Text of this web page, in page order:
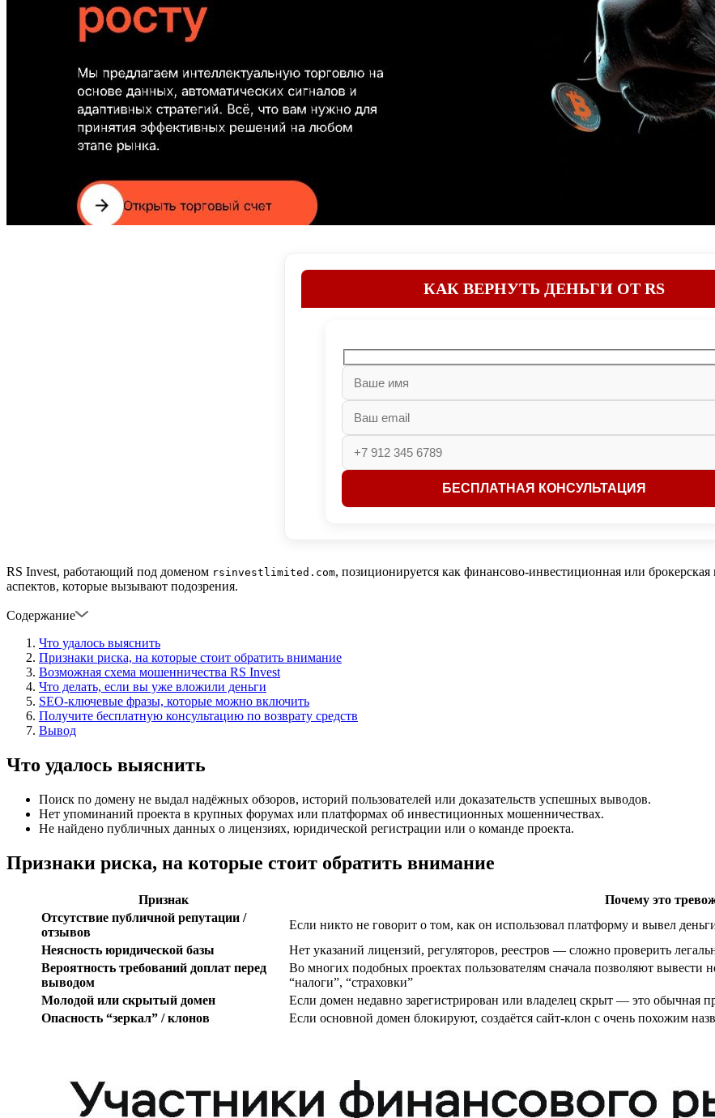
КАК ВЕРНУТЬ ДЕНЬГИ ОТ RS
RS Invest, работающий под доменом rsinvestlimited.com, позиционируется как финансово-инвестиционная или
аспектов, которые вызывают подозрения.
Содержание
Что удалось выяснить
Признаки риска, на которые стоит обратить внимание
Возможная схема мошенничества RS Invest
Что делать, если вы уже вложили деньги
SEO-ключевые фразы, которые можно включить
Получите бесплатную консультацию по возврату средств
Вывод
Что удалось выяснить
Поиск по домену не выдал надёжных обзоров, историй пользователей или доказательств успешных выводов.
Нет упоминаний проекта в крупных форумах или платформах об инвестиционных мошенничествах.
Не найдено публичных данных о лицензиях, юридической регистрации или о команде проекта.
Признаки риска, на которые стоит обратить внимание
Признак
Почему это
Отсутствие публичной репутации /
отзывов
Если никто не говорит о том, как он использовал платформу и вывел
Неясность юридической базы
Нет указаний лицензий, регуляторов, реестров — сложно проверить
Вероятность требований доплат перед
выводом
Во многих подобных проектах пользователям сначала позволяют
“налоги”, “страховки”
Молодой или скрытый домен
Если домен недавно зарегистрирован или владелец скрыт — это обычная
Опасность “зеркал” / клонов
Если основной домен блокируют, создаётся сайт-клон с очень похожим